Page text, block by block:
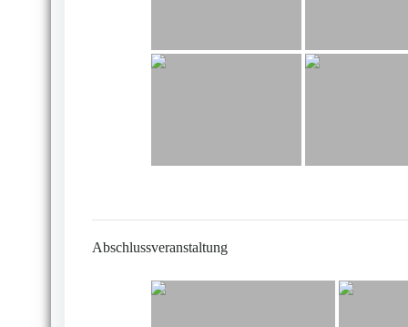
Abschlussveranstaltung